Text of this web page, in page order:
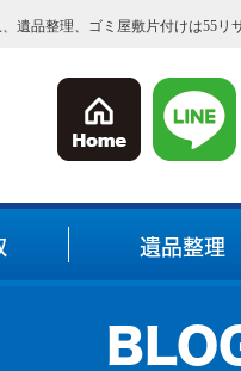
遺品整理、ゴミ屋敷片付けは55リ
遺品整理